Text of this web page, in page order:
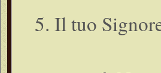
5. Il tuo